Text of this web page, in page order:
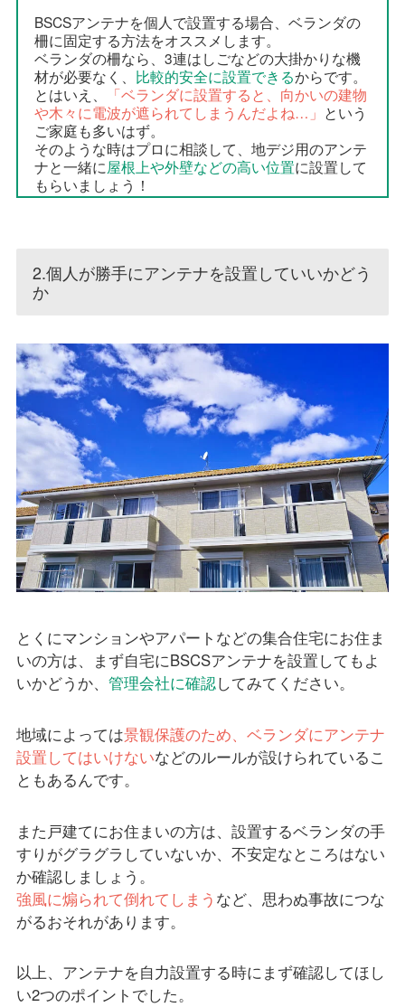
BSCSアンテナを個人で設置する場合、ベランダの
柵に固定する方法をオススメします。
ベランダの柵なら、3連はしごなどの大掛かりな機
材が必要なく、 比較的安全に設置できるからです。
とはいえ、
「ベランダに設置すると、向かいの建物
や木々に電波が遮られてしまうんだよね…」 という
ご家庭も多いはず。
そのような時はプロに相談して、地デジ用のアンテ
ナと一緒に屋根上や外壁などの高い位置に設置して
もらいましょう！
2.個人が勝手にアンテナを設置していいかどう
か
とくにマンションやアパートなどの集合住宅にお住ま
いの方は、まず自宅にBSCSアンテナを設置してもよ
いかどうか、 管理会社に確認してみてください。
地域によっては景観保護のため、ベランダにアンテナ
設置してはいけないなどのルールが設けられているこ
ともあるんです。
また戸建てにお住まいの方は、設置するベランダの手
すりがグラグラしていないか、不安定なところはない
か確認しましょう。
強風に煽られて倒れてしまう など、思わぬ事故につな
がるおそれがあります。
以上、アンテナを自力設置する時にまず確認してほし
い2つのポイントでした。